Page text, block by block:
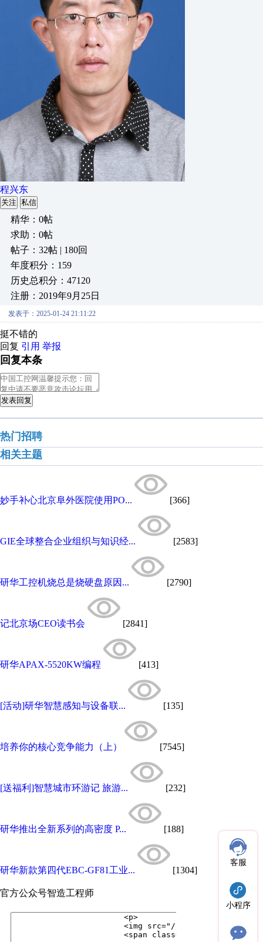
程兴东
关注 私信
精华：0帖
求助：0帖
帖子：32帖 | 180回
年度积分：159
历史总积分：47120
注册：2019年9月25日
发表于：2025-01-24 21:11:22
挺不错的
回复 引用 举报
回复本条
发表回复
热门招聘
相关主题
妙手补心北京阜外医院使用PO... [366]
GIE全球整合企业组织与知识经... [2583]
研华工控机烧总是烧硬盘原因... [2790]
记北京场CEO读书会 [2841]
研华APAX-5520KW编程 [413]
[活动]研华智慧感知与设备联... [135]
培养你的核心竞争能力（上） [7545]
[送福利]智慧城市环游记 旅游... [232]
研华推出全新系列的高密度 P... [188]
研华新款第四代EBC-GF81工业... [1304]
官方公众号智造工程师
客服
小程序